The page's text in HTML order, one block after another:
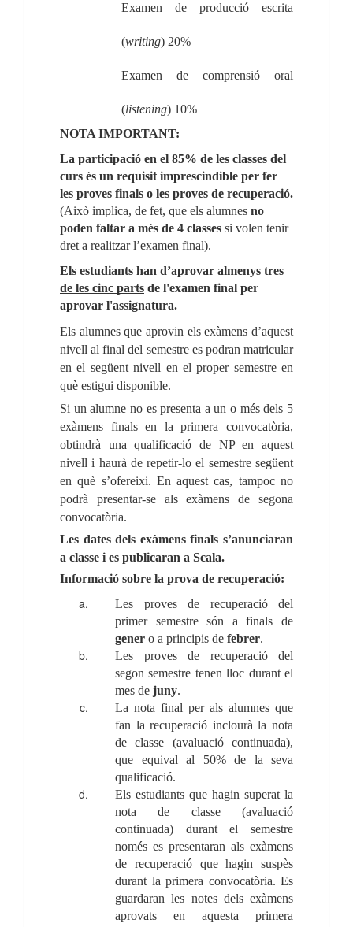
Examen de producció escrita
(writing) 20%
Examen de comprensió oral
(listening) 10%
NOTA IMPORTANT:
La participació en el 85% de les classes del
curs és un requisit imprescindible per fer
les proves finals o les proves de recuperació.
(Això implica, de fet, que els alumnes no
poden faltar a més de 4 classes si volen tenir
dret a realitzar l’examen final).
Els estudiants han d’aprovar almenys tres
de les cinc parts de l'examen final per
aprovar l'assignatura.
Els alumnes que aprovin els exàmens d’aquest
nivell al final del semestre es podran matricular
en el següent nivell en el proper semestre en
què estigui disponible.
Si un alumne no es presenta a un o més dels 5
exàmens finals en la primera convocatòria,
obtindrà una qualificació de NP en aquest
nivell i haurà de repetir-lo el semestre següent
en què s’ofereixi. En aquest cas, tampoc no
podrà presentar-se als exàmens de segona
convocatòria.
Les dates dels exàmens finals s’anunciaran
a classe i es publicaran a Scala.
Informació sobre la prova de recuperació:
Les proves de recuperació del
gener o a principis de febrer.
Les proves de recuperació del
segon semestre tenen lloc durant el
mes de juny.
La nota final per als alumnes que
fan la recuperació inclourà la nota
de classe (avaluació continuada),
que equival al 50% de la seva
qualificació.
Els estudiants que hagin superat la
nota de classe (avaluació
continuada) durant el semestre
només es presentaran als exàmens
de recuperació que hagin suspès
durant la primera convocatòria. Es
guardaran les notes dels exàmens
aprovats en aquesta primera